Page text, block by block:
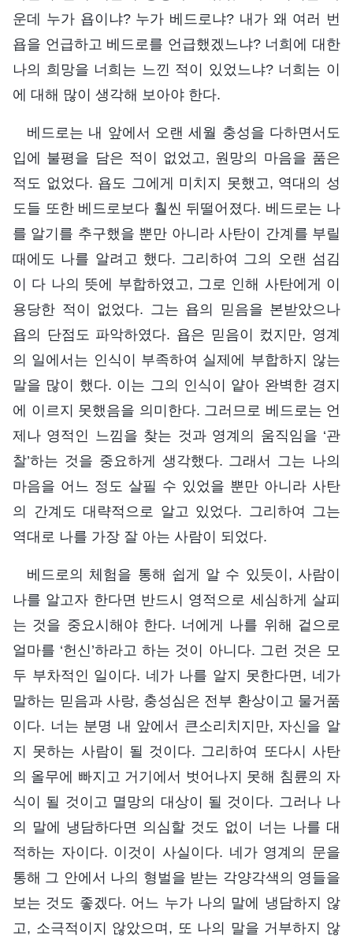
운데 누가 욥이냐? 누가 베드로냐? 내가 왜 여러 번
욥을 언급하고 베드로를 언급했겠느냐? 너희에 대한
나의 희망을 너희는 느낀 적이 있었느냐? 너희는 이
에 대해 많이 생각해 보아야 한다.
베드로는 내 앞에서 오랜 세월 충성을 다하면서도
입에 불평을 담은 적이 없었고, 원망의 마음을 품은
적도 없었다. 욥도 그에게 미치지 못했고, 역대의 성
도들 또한 베드로보다 훨씬 뒤떨어졌다. 베드로는 나
를 알기를 추구했을 뿐만 아니라 사탄이 간계를 부릴
때에도 나를 알려고 했다. 그리하여 그의 오랜 섬김
이 다 나의 뜻에 부합하였고, 그로 인해 사탄에게 이
용당한 적이 없었다. 그는 욥의 믿음을 본받았으나
욥의 단점도 파악하였다. 욥은 믿음이 컸지만, 영계
의 일에서는 인식이 부족하여 실제에 부합하지 않는
말을 많이 했다. 이는 그의 인식이 얕아 완벽한 경지
에 이르지 못했음을 의미한다. 그러므로 베드로는 언
제나 영적인 느낌을 찾는 것과 영계의 움직임을 ‘관
찰’하는 것을 중요하게 생각했다. 그래서 그는 나의
마음을 어느 정도 살필 수 있었을 뿐만 아니라 사탄
의 간계도 대략적으로 알고 있었다. 그리하여 그는
역대로 나를 가장 잘 아는 사람이 되었다.
베드로의 체험을 통해 쉽게 알 수 있듯이, 사람이
나를 알고자 한다면 반드시 영적으로 세심하게 살피
는 것을 중요시해야 한다. 너에게 나를 위해 겉으로
얼마를 ‘헌신’하라고 하는 것이 아니다. 그런 것은 모
두 부차적인 일이다. 네가 나를 알지 못한다면, 네가
말하는 믿음과 사랑, 충성심은 전부 환상이고 물거품
이다. 너는 분명 내 앞에서 큰소리치지만, 자신을 알
지 못하는 사람이 될 것이다. 그리하여 또다시 사탄
의 올무에 빠지고 거기에서 벗어나지 못해 침륜의 자
식이 될 것이고 멸망의 대상이 될 것이다. 그러나 나
의 말에 냉담하다면 의심할 것도 없이 너는 나를 대
적하는 자이다. 이것이 사실이다. 네가 영계의 문을
통해 그 안에서 나의 형벌을 받는 각양각색의 영들을
보는 것도 좋겠다. 어느 누가 나의 말에 냉담하지 않
고, 소극적이지 않았으며, 또 나의 말을 거부하지 않